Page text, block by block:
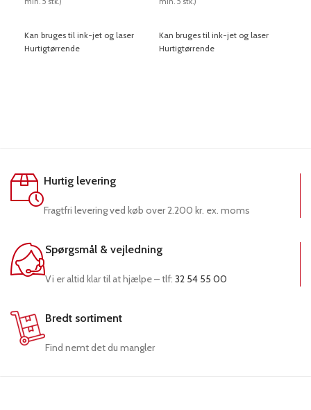
Kan bruges til ink-jet og laser
Hurtigtørrende
Kan bruges til ink-jet og laser
Hurtigtørrende
Hurtig levering
Fragtfri levering ved køb over 2.200 kr. ex. moms
Spørgsmål & vejledning
Vi er altid klar til at hjælpe – tlf: 32 54 55 00
Bredt sortiment
Find nemt det du mangler